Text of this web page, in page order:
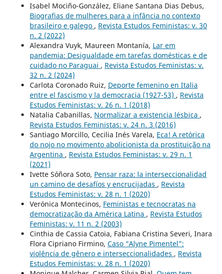
Isabel Mociño-González, Eliane Santana Dias Debus,
Biografias de mulheres para a infância no contexto
brasileiro e galego , Revista Estudos Feministas: v. 30
n. 2 (2022)
Alexandra Vuyk, Maureen Montanía, Lar em
pandemia: Desigualdade em tarefas domésticas e de
cuidado no Paraguai , Revista Estudos Feministas: v.
32 n. 2 (2024)
Carlota Coronado Ruiz, Deporte femenino en Italia
entre el fascismo y la democracia (1927-53) , Revista
Estudos Feministas: v. 26 n. 1 (2018)
Natalia Cabanillas, Normalizar a existencia lésbica ,
Revista Estudos Feministas: v. 24 n. 3 (2016)
Santiago Morcillo, Cecilia Inés Varela, Eca! A retórica
do nojo no movimento abolicionista da prostituição na
Argentina , Revista Estudos Feministas: v. 29 n. 1
(2021)
Ivette Sóñora Soto, Pensar raza: la interseccionalidad
un camino de desafíos y encrucijadas , Revista
Estudos Feministas: v. 28 n. 1 (2020)
Verónica Montecinos, Feministas e tecnocratas na
democratização da América Latina , Revista Estudos
Feministas: v. 11 n. 2 (2003)
Cinthia de Cassia Catoia, Fabiana Cristina Severi, Inara
Flora Cipriano Firmino, Caso “Alyne Pimentel”:
violência de gênero e interseccionalidades , Revista
Estudos Feministas: v. 28 n. 1 (2020)